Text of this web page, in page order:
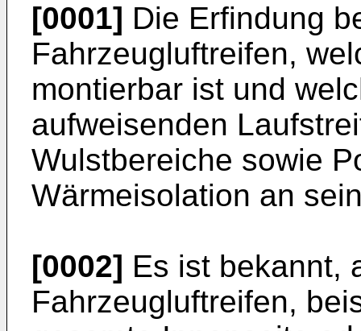
[0001] Die Erfindung
Fahrzeugluftreifen,
montierbar ist und
aufweisenden
Wulstbereiche sowie
Wärmeisolation an
[0002] Es ist bekannt,
Fahrzeugluftreifen,